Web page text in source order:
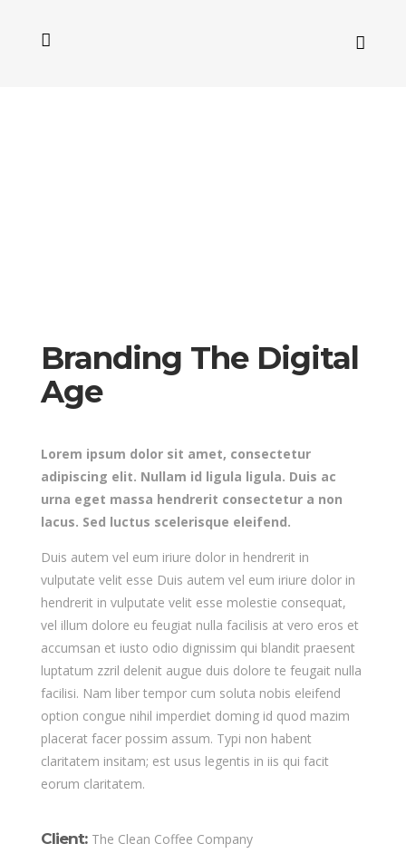
Branding The Digital
Age
Lorem ipsum dolor sit amet, consectetur
adipiscing elit. Nullam id ligula ligula. Duis ac
urna eget massa hendrerit consectetur a non
lacus. Sed luctus scelerisque eleifend.
Duis autem vel eum iriure dolor in hendrerit in
vulputate velit esse Duis autem vel eum iriure dolor in
hendrerit in vulputate velit esse molestie consequat,
vel illum dolore eu feugiat nulla facilisis at vero eros et
accumsan et iusto odio dignissim qui blandit praesent
luptatum zzril delenit augue duis dolore te feugait nulla
facilisi. Nam liber tempor cum soluta nobis eleifend
option congue nihil imperdiet doming id quod mazim
placerat facer possim assum. Typi non habent
claritatem insitam; est usus legentis in iis qui facit
eorum claritatem.
Client: The Clean Coffee Company